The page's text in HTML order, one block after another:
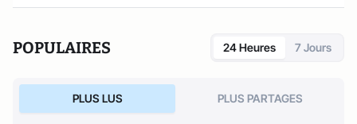
POPULAIRES 24 Heures 7 Jours
PLUS LUS PLUS PARTAGES